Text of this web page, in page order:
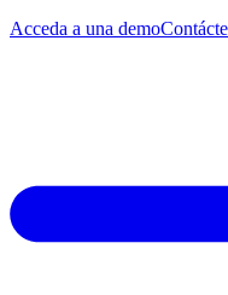
Acceda a una demo